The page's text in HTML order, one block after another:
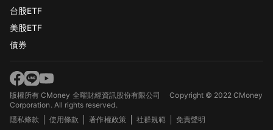
台股ETF
美股ETF
債券
版權所有 CMoney 全曜財經資訊股份有限公司Copyright © 2022 CMoney
Corporation. All rights reserved.
隱私條款
使用條款 著作權政策 社群規範 免責聲明